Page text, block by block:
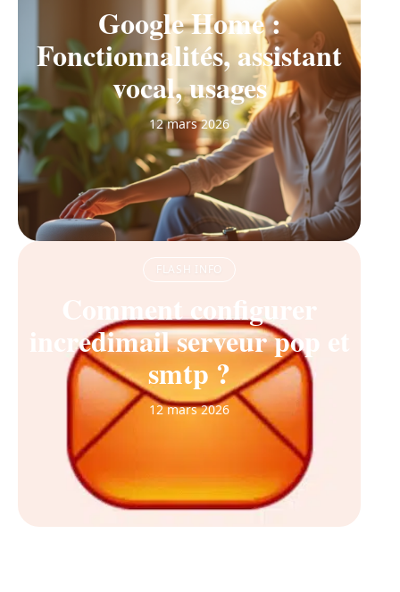
Google Home :
Fonctionnalités, assistant
vocal, usages
12 mars 2026
FLASH INFO
Comment configurer
incredimail serveur pop et
smtp ?
12 mars 2026